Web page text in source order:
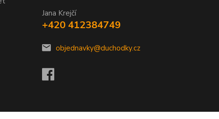
Jana Krejčí
+420 412384749
objednavky@duchodky.cz